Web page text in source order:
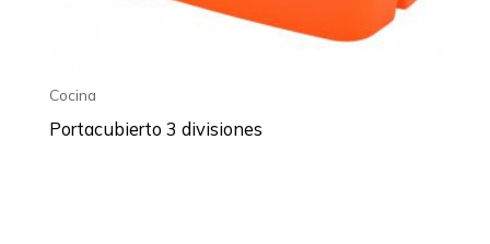
Cocina
Portacubierto 3 divisiones